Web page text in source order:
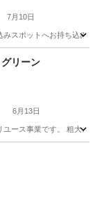
7月10日
ポットへお持ち込みし
リーン
6月13日
ユース事業です。 粗